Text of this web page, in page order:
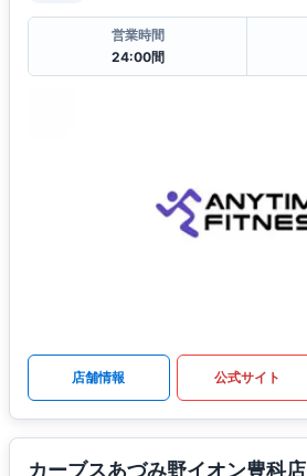
営業時間
24:00間
店舗情報 公式サイト
カーブスあづみ野イオン豊科店